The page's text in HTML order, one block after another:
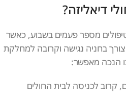
דיאליזה?
מספר פעמים בשבוע, כאשר
בחניה נגישה וקרובה למחלקת
הנכה מאפשר:
קרוב לכניסה לבית החולים